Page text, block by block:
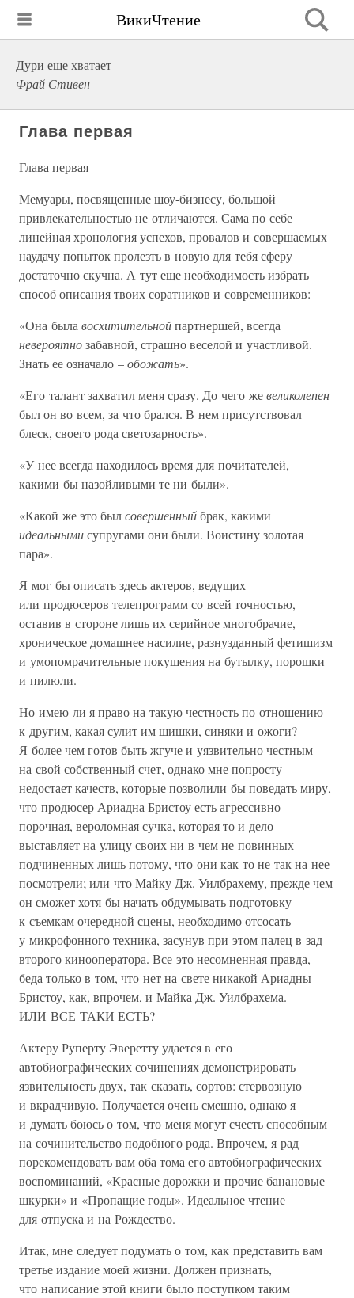
ВикиЧтение
Дури еще хватает
Фрай Стивен
Глава первая
Глава первая
Мемуары, посвященные шоу-бизнесу, большой
привлекательностью не отличаются. Сама по себе
линейная хронология успехов, провалов и совершаемых
наудачу попыток пролезть в новую для тебя сферу
достаточно скучна. А тут еще необходимость избрать
способ описания твоих соратников и современников:
«Она была восхитительнойпартнершей, всегда
невероятнозабавной, страшно веселой и участливой.
Знать ее означало –обожать».
«Его талант захватил меня сразу. До чего жевеликолепен
был он во всем, за что брался. В нем присутствовал
блеск, своего рода светозарность».
«У нее всегда находилось время для почитателей,
какими бы назойливыми те ни были».
«Какой же это былсовершенныйбрак, какими
идеальнымисупругами они были. Воистину золотая
пара».
Я мог бы описать здесь актеров, ведущих
или продюсеров телепрограмм со всей точностью,
оставив в стороне лишь их серийное многобрачие,
хроническое домашнее насилие, разнузданный фетишизм
и умопомрачительные покушения на бутылку, порошки
и пилюли.
Но имею ли я право на такую честность по отношению
к другим, какая сулит им шишки, синяки и ожоги?
Я более чем готов быть жгуче и уязвительно честным
на свой собственный счет, однако мне попросту
недостает качеств, которые позволили бы поведать миру,
что продюсер Ариадна Бристоу есть агрессивно
порочная, вероломная сучка, которая то и дело
выставляет на улицу своих ни в чем не повинных
подчиненных лишь потому, что они как-то не так на нее
посмотрели; или что Майку Дж. Уилбрахему, прежде чем
он сможет хотя бы начать обдумывать подготовку
к съемкам очередной сцены, необходимо отсосать
у микрофонного техника, засунув при этом палец в зад
второго кинооператора. Все это несомненная правда,
беда только в том, что нет на свете никакой Ариадны
Бристоу, как, впрочем, и Майка Дж. Уилбрахема.
ИЛИ ВСЕ-ТАКИ ЕСТЬ?
Актеру Руперту Эверетту удается в его
автобиографических сочинениях демонстрировать
язвительность двух, так сказать, сортов: стервозную
и вкрадчивую. Получается очень смешно, однако я
и думать боюсь о том, что меня могут счесть способным
на сочинительство подобного рода. Впрочем, я рад
порекомендовать вам оба тома его автобиографических
воспоминаний, «Красные дорожки и прочие банановые
шкурки» и «Пропащие годы». Идеальное чтение
для отпуска и на Рождество.
Итак, мне следует подумать о том, как представить вам
третье издание моей жизни. Должен признать,
что написание этой книги было поступком таким